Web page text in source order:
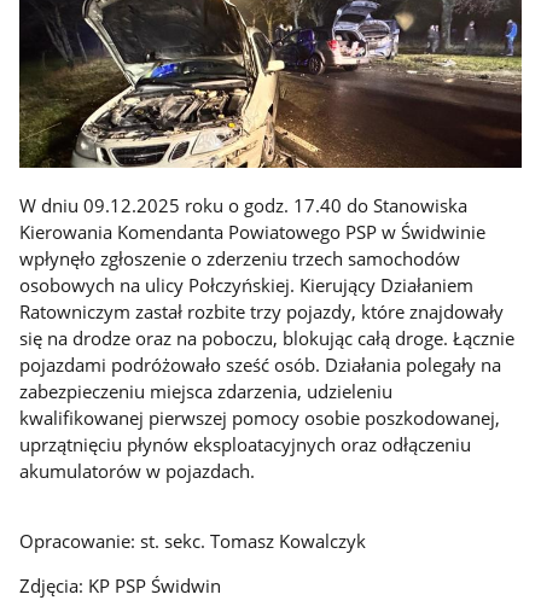
W dniu 09.12.2025 roku o godz. 17.40 do Stanowiska
Kierowania Komendanta Powiatowego PSP w Świdwinie
wpłynęło zgłoszenie o zderzeniu trzech samochodów
osobowych na ulicy Połczyńskiej. Kierujący Działaniem
Ratowniczym zastał rozbite trzy pojazdy, które znajdowały
się na drodze oraz na poboczu, blokując całą droge. Łącznie
pojazdami podróżowało sześć osób. Działania polegały na
zabezpieczeniu miejsca zdarzenia, udzieleniu
kwalifikowanej pierwszej pomocy osobie poszkodowanej,
uprzątnięciu płynów eksploatacyjnych oraz odłączeniu
akumulatorów w pojazdach.
Opracowanie: st. sekc. Tomasz Kowalczyk
Zdjęcia: KP PSP Świdwin